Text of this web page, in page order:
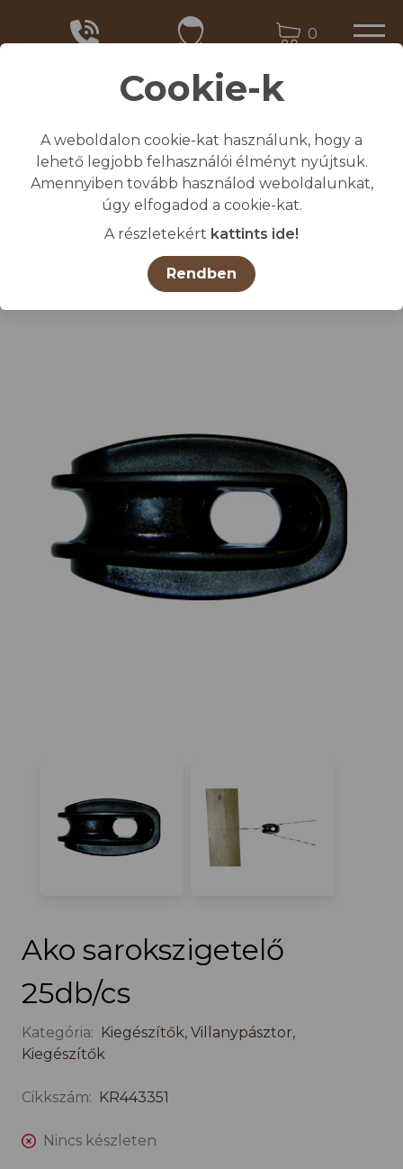
0
Kezdőlap
Összes termék
Ako sarokszigetelő 25db/cs
Ako sarokszigetelő
25db/cs
Kategória: Kiegészítők, Villanypásztor,
Kiegészítők
Cikkszám: KR443351
Nincs készleten
Cookie-k
A weboldalon cookie-kat használunk, hogy a
lehető legjobb felhasználói élményt nyújtsuk.
Amennyiben tovább használod weboldalunkat,
úgy elfogadod a cookie-kat.
A részletekért kattints ide!
Rendben